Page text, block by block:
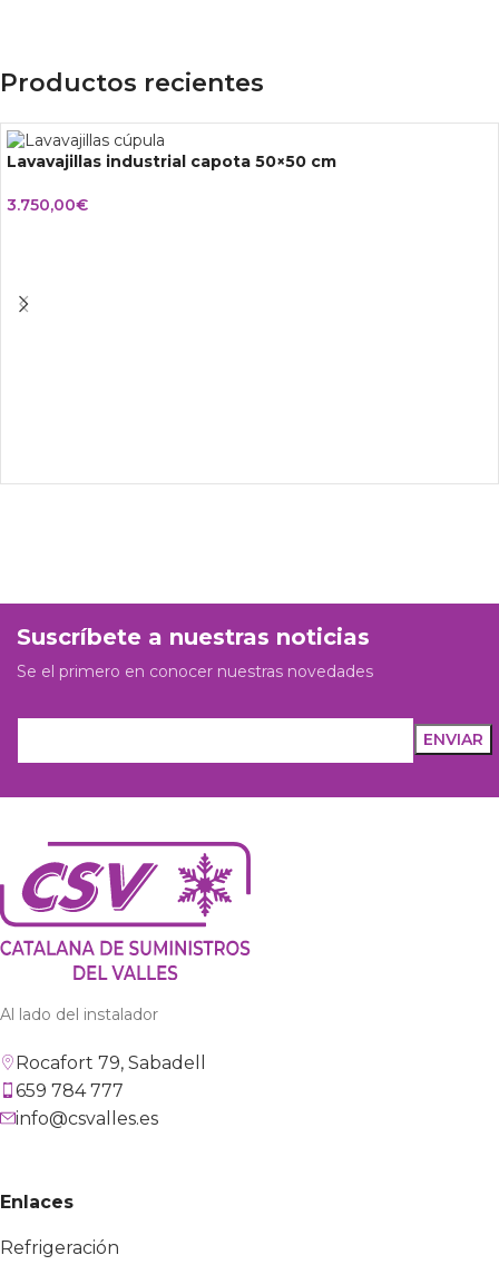
Productos recientes
Lavavajillas industrial capota 50×50 cm
3.750,00€
Suscríbete a nuestras noticias
Se el primero en conocer nuestras novedades
Al lado del instalador
Rocafort 79, Sabadell
659 784 777
info@csvalles.es
Enlaces
Refrigeración